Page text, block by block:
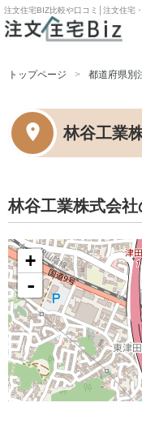
注文住宅BIZ比較や口コミ│注文住宅・家
トップページ 都道府県別
林谷工業
林谷工業株式会
+
-